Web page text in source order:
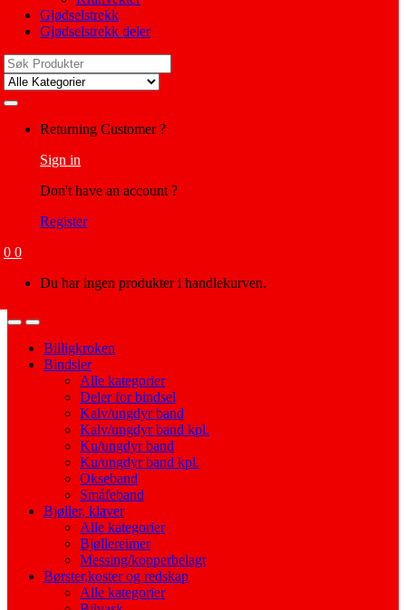
Gjødselstrekk
Gjødselstrekk deler
Search
for:
Returning Customer ?
Sign in
Don't have an account ?
Register
0 0
Du har ingen produkter i handlekurven.
OpenClose
Billigkroken
Bindsler
Alle kategorier
Deler for bindsel
Kalv/ungdyr band
Kalv/ungdyr band kpl.
Ku/ungdyr band
Ku/ungdyr band kpl.
Okseband
Småfeband
Bjøller, klaver
Alle kategorier
Bjøllereimer
Messing/kopperbelagt
Børster,koster og redskap
Alle kategorier